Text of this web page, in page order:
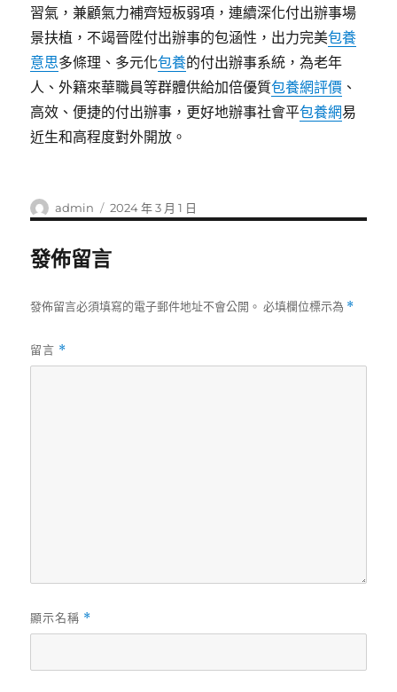
習氣，兼顧氣力補齊短板弱項，連續深化付出辦事場
景扶植，不竭晉陞付出辦事的包涵性，出力完美包養
意思多條理、多元化包養的付出辦事系統，為老年
人、外籍來華職員等群體供給加倍優質包養網評價 、
高效、便捷的付出辦事，更好地辦事社會平包養網易
近生和高程度對外開放。
作
者
admin
發
佈
2024 年 3 月 1 日
發佈留言
發佈留言必須填寫的電子郵件地址不會公開。 必填欄位標示為 *
留言 *
顯示名稱 *